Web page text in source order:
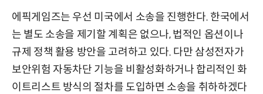
에픽게임즈는 우선 미국에서 소송을 진행한다. 한국에서
는 별도 소송을 제기할 계획은 없으나, 법적인 옵션이나
규제 정책 활용 방안을 고려하고 있다. 다만 삼성전자가
보안위험 자동차단 기능을 비활성화하거나 합리적인 화
이트리스트 방식의 절차를 도입하면 소송을 취하하겠다